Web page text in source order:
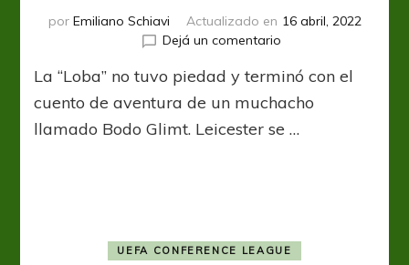
por Emiliano Schiavi Actualizado en 16 abril, 2022
Dejá un comentarioen
Roma
tuvo
“vendetta”
La “Loba” no tuvo piedad y terminó con el
cuento de aventura de un muchacho
llamado Bodo Glimt. Leicester se …
UEFA CONFERENCE LEAGUE